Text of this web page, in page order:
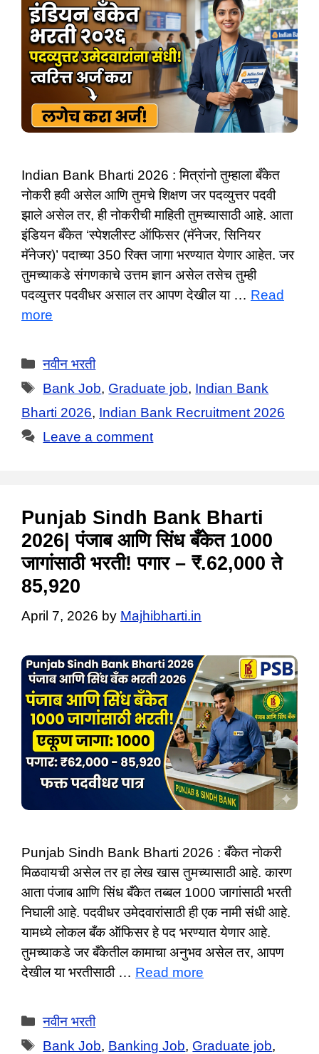
Indian Bank Bharti 2026 : मित्रांनो तुम्हाला बँकेत
नोकरी हवी असेल आणि तुमचे शिक्षण जर पदव्युत्तर पदवी
झाले असेल तर, ही नोकरीची माहिती तुमच्यासाठी आहे. आता
इंडियन बँकेत ‘स्पेशलीस्ट ऑफिसर (मॅनेजर, सिनियर
मॅनेजर)’ पदाच्या 350 रिक्त जागा भरण्यात येणार आहेत. जर
तुमच्याकडे संगणकाचे उत्तम ज्ञान असेल तसेच तुम्ही
पदव्युत्तर पदवीधर असाल तर आपण देखील या … Read
more
Categories
नवीन भरती
Tags
Bank Job, Graduate job, Indian Bank
Bharti 2026, Indian Bank Recruitment 2026
Leave a comment
Punjab Sindh Bank Bharti
2026| पंजाब आणि सिंध बँकेत 1000
जागांसाठी भरती! पगार – ₹.62,000 ते
85,920
April 7, 2026 by Majhibharti.in
Punjab Sindh Bank Bharti 2026 : बँकेत नोकरी
मिळवायची असेल तर हा लेख खास तुमच्यासाठी आहे. कारण
आता पंजाब आणि सिंध बँकेत तब्बल 1000 जागांसाठी भरती
निघाली आहे. पदवीधर उमेदवारांसाठी ही एक नामी संधी आहे.
यामध्ये लोकल बँक ऑफिसर हे पद भरण्यात येणार आहे.
तुमच्याकडे जर बँकेतील कामाचा अनुभव असेल तर, आपण
देखील या भरतीसाठी … Read more
Categories
नवीन भरती
Tags
Bank Job, Banking Job, Graduate job,